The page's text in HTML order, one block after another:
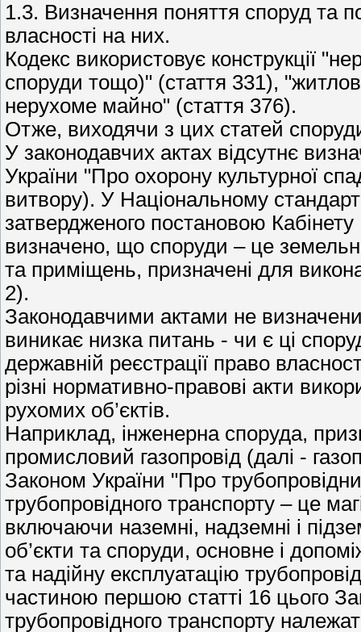
1.3. Визначення поняття споруд та
власності на них.
Кодекс використовує конструкції
споруди тощо)" (стаття 331),
нерухоме майно" (стаття 376).
Отже, виходячи з цих статей
У законодавчих актах відсутнє
України "Про охорону культурної
витвору). У Національному
затвердженого постановою
визначено, що споруди – це
та приміщень, призначені для
2).
Законодавчими актами не
виникає низка питань - чи є ці
державній реєстрації право
різні нормативно-правові акти
рухомих об’єктів.
Наприклад, інженерна споруда,
промисловий газопровід (далі -
Законом України "Про
трубопровідного транспорту – це
включаючи наземні, надземні і
об’єкти та споруди, основне і
та надійну експлуатацію
частиною першою статті 16 цього
трубопровідного транспорту